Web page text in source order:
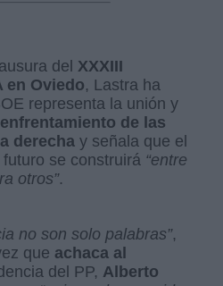
delXXXIII
en Oviedo, Lastra ha
representa la unión y
enfrentamiento de las
derecha y señala que el
se construirá “entre
otros”.
no son solo palabras”,
que achaca al
del PP, Alberto